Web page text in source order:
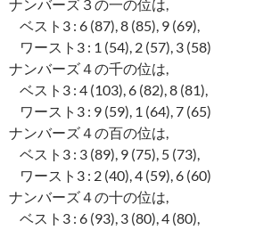
ナンバーズ３の一の位は,
ベスト3 : 6 (87), 8 (85), 9 (69),
ワースト3 : 1 (54), 2 (57), 3 (58)
ナンバーズ４の千の位は,
ベスト3 : 4 (103), 6 (82), 8 (81),
ワースト3 : 9 (59), 1 (64), 7 (65)
ナンバーズ４の百の位は,
ベスト3 : 3 (89), 9 (75), 5 (73),
ワースト3 : 2 (40), 4 (59), 6 (60)
ナンバーズ４の十の位は,
ベスト3 : 6 (93), 3 (80), 4 (80),